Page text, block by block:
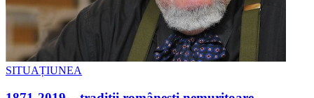
SITUAȚIUNEA